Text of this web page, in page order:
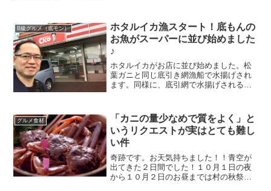
B級グルメ（底モン）
ホタルイカ漁スタート！底もんの
お魚がスーパーに並び始めました
♪
ホタルイカがお店に並び始めました。松
葉ガニと同じ底引き網漁船で水揚げされ
ます。同様に、底引網で水揚げされる、
グルメ食材
「カニの量少なめで質をよく」と
いうリクエストが実はとても難し
い件
奇跡です。お天気持ちました！！青空が
出てきた２日間でした！１０月１日の夜
から１０月２日のお昼までは村の秋祭